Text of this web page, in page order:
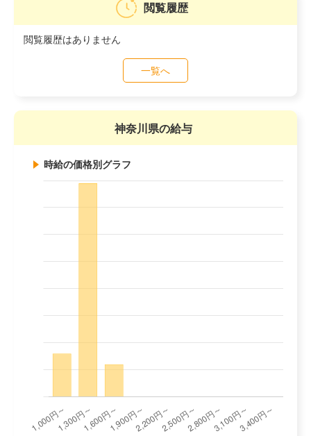
閲覧履歴
閲覧履歴はありません
一覧へ
神奈川県の給与
時給の価格別グラフ